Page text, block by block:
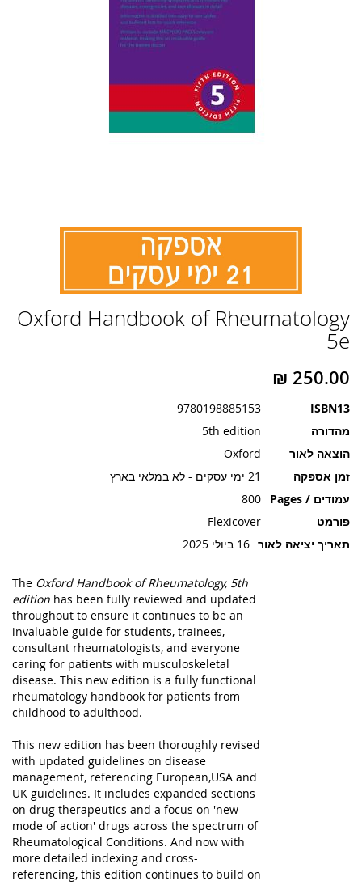
Oxford Handbook of Rheumatology
5e
ISBN13
9780198885153
מהדורה
5th edition
הוצאה לאור
Oxford
זמן אספקה
21 ימי עסקים - לא במלאי בארץ
עמודים / Pages
800
פורמט
Flexicover
תאריך יציאה לאור 16 ביולי 2025
The Oxford Handbook of Rheumatology, 5th
edition has been fully reviewed and updated
throughout to ensure it continues to be an
invaluable guide for students, trainees,
consultant rheumatologists, and everyone
caring for patients with musculoskeletal
disease. This new edition is a fully functional
rheumatology handbook for patients from
childhood to adulthood.
This new edition has been thoroughly revised
with updated guidelines on disease
management, referencing European,USA and
UK guidelines. It includes expanded sections
on drug therapeutics and a focus on 'new
mode of action' drugs across the spectrum of
Rheumatological Conditions. And now with
more detailed indexing and cross-
referencing, this edition continues to build on
להתחלה
של
גלריית